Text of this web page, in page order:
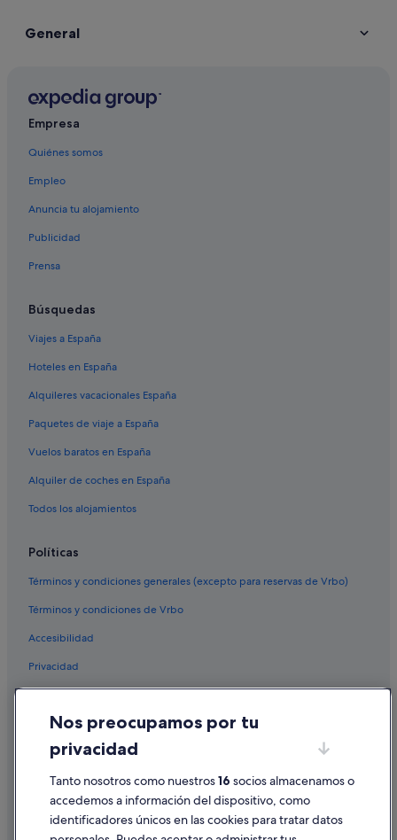
General
Empresa
Quiénes somos
Empleo
Anuncia tu alojamiento
Publicidad
Prensa
Búsquedas
Viajes a España
Hoteles en España
Alquileres vacacionales España
Paquetes de viaje a España
Vuelos baratos en España
Alquiler de coches en España
Todos los alojamientos
Políticas
Términos y condiciones generales (excepto para reservas de Vrbo)
Términos y condiciones de Vrbo
Accesibilidad
Privacidad
Condiciones de uso
Información legal/contacto
Pautas sobre el contenido y cómo denunciar contenido
Ayuda
Nos preocupamos por tu
privacidad
Tanto nosotros como nuestros16 socios almacenamos o
accedemos a información del dispositivo, como
identificadores únicos en las cookies para tratar datos